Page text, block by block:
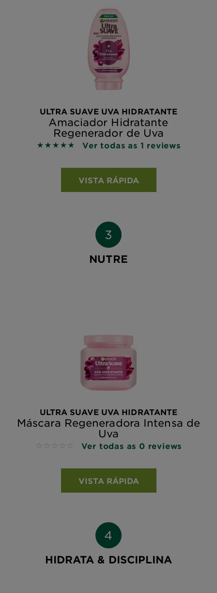
ULTRA SUAVE UVA HIDRATANTE
Amaciador Hidratante
Regenerador de Uva
5 out of 5 stars based on reviews
Ver todas as 1 reviews
VISTA RÁPIDA
NUTRE
ULTRA SUAVE UVA HIDRATANTE
Máscara Regeneradora Intensa de
Uva
No reviews Ver todas as 0 reviews
VISTA RÁPIDA
HIDRATA & DISCIPLINA